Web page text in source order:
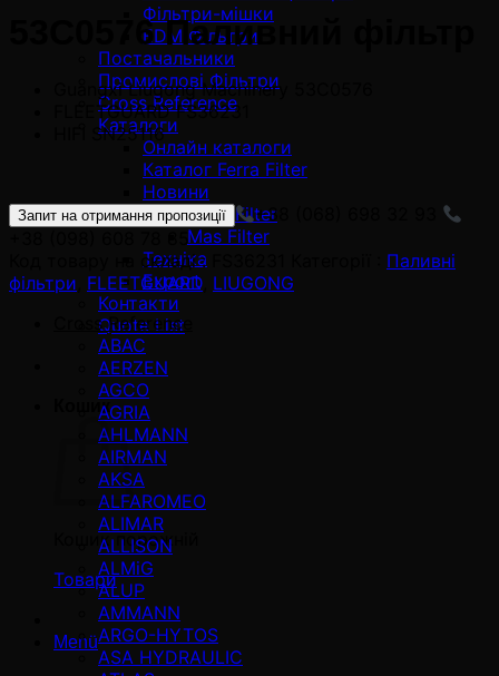
Фільтри-мішки
EDM Фільтри
Постачальники
Промислові Фільтри
Cross Reference
Каталоги
Онлайн каталоги
Каталог Ferra Filter
Новини
Ferra Filter
Mas Filter
Техніка
Export
Контакти
Quote List
Кошик
Кошик порожній
Товари
Menü
53C0576 Паливний фільтр
Guangxi Liugong Machinery 53C0576
FLEETGUARD FS36231
HIFI SN25116
Запит на отримання пропозиції
+38 (068) 698 32 93
+38 (098) 608 78 85
Код товару на складі :
Паливні
фільтри FLEETGUARD LIUGONG
Cross Reference
ABAC
AERZEN
AGCO
AGRIA
AHLMANN
AIRMAN
AKSA
ALFAROMEO
ALIMAR
ALLISON
ALMiG
ALUP
AMMANN
ARGO-HYTOS
ASA HYDRAULIC